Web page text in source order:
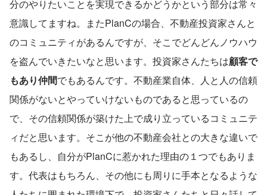
分のやりたいことを実現できるかどうかという部分は常々
意識してますね。またPlanCの場合、不動産投資家さんと
のコミュニティがあるんですが、そこでどんどんノウハウ
を盗んでいきたいなと思います。投資家さんたちは顧客で
もあり仲間でもあるんです。不動産業自体、人と人の信頼
関係がないとやっていけないものであると思っているの
で、その信頼関係が築けた上で成り立っているコミュニテ
ィだと思います。そこが他の不動産会社との大きな違いで
もあるし、自分がPlanCに惹かれた理由の１つでもありま
す。代表はもちろん、その他にも周りに手本となるような